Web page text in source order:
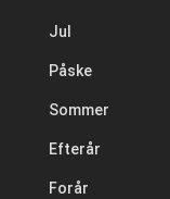
Jul
Påske
Sommer
Efterår
Forår